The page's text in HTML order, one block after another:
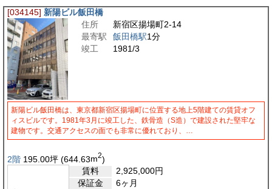
[034145] 新陽ビル飯田橋
住所
新宿区揚場町2-14
最寄駅
飯田橋駅1分
竣工
1981/3
新陽ビル飯田橋は、東京都新宿区揚場町に位置する地上5階建ての賃貸オフ
ィスビルです。1981年3月に竣工した、鉄骨造（S造）で建設された堅牢な
建物です。交通アクセスの面でも非常に優れており、…
2階 195.00坪 (644.63m2)
賃料
2,925,000円
保証金
6ヶ月